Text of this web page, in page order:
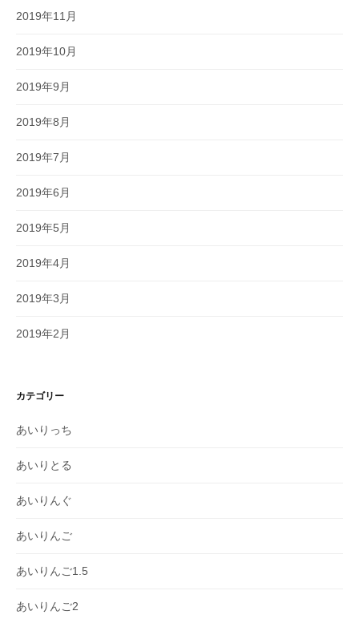
2019年11月
2019年10月
2019年9月
2019年8月
2019年7月
2019年6月
2019年5月
2019年4月
2019年3月
2019年2月
カテゴリー
あいりっち
あいりとる
あいりんぐ
あいりんご
あいりんご1.5
あいりんご2